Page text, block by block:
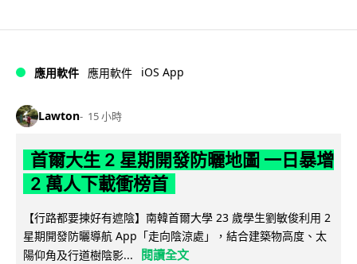
應用軟件 應用軟件 iOS App
Lawton 15 小時
首爾大生 2 星期開發防曬地圖 一日暴增
2 萬人下載衝榜首
【行路都要揀好有遮陰】南韓首爾大學 23 歲學生劉敏俊利用 2
星期開發防曬導航 App「走向陰涼處」，結合建築物高度、太
陽仰角及行道樹陰影...
閱讀全文